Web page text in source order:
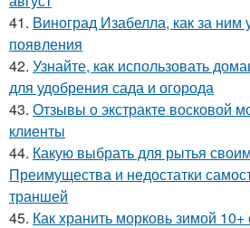
41. Виноград Изабелла, как за ним
появления
42. Узнайте, как использовать
для удобрения сада и огорода
43. Отзывы о экстракте восковой
клиенты
44. Какую выбрать для рытья
Преимущества и недостатки
траншей
45. Как хранить морковь зимой